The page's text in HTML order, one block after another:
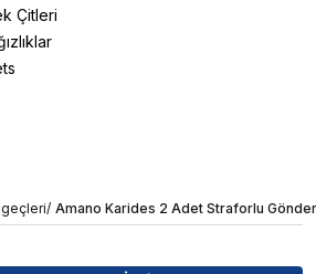
Çitleri
/ Amano Karides 2 Adet Straforlu